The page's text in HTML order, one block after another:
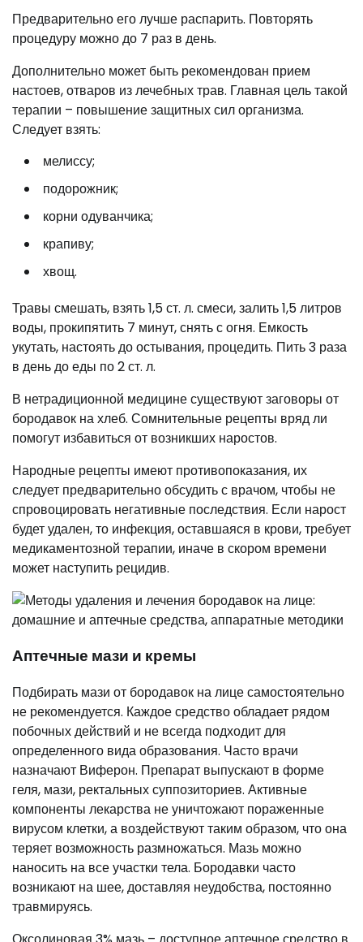
Предварительно его лучше распарить. Повторять
процедуру можно до 7 раз в день.
Дополнительно может быть рекомендован прием
настоев, отваров из лечебных трав. Главная цель такой
терапии – повышение защитных сил организма.
Следует взять:
мелиссу;
подорожник;
корни одуванчика;
крапиву;
хвощ.
Травы смешать, взять 1,5 ст. л. смеси, залить 1,5 литров
воды, прокипятить 7 минут, снять с огня. Емкость
укутать, настоять до остывания, процедить. Пить 3 раза
в день до еды по 2 ст. л.
В нетрадиционной медицине существуют заговоры от
бородавок на хлеб. Сомнительные рецепты вряд ли
помогут избавиться от возникших наростов.
Народные рецепты имеют противопоказания, их
следует предварительно обсудить с врачом, чтобы не
спровоцировать негативные последствия. Если нарост
будет удален, то инфекция, оставшаяся в крови, требует
медикаментозной терапии, иначе в скором времени
может наступить рецидив.
Аптечные мази и кремы
Подбирать мази от бородавок на лице самостоятельно
не рекомендуется. Каждое средство обладает рядом
побочных действий и не всегда подходит для
определенного вида образования. Часто врачи
назначают Виферон. Препарат выпускают в форме
геля, мази, ректальных суппозиториев. Активные
компоненты лекарства не уничтожают пораженные
вирусом клетки, а воздействуют таким образом, что она
теряет возможность размножаться. Мазь можно
наносить на все участки тела. Бородавки часто
возникают на шее, доставляя неудобства, постоянно
травмируясь.